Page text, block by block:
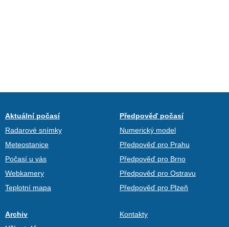
Aktuální počasí
Radarové snímky
Meteostanice
Počasí u vás
Webkamery
Teplotní mapa
Předpověď počasí
Numerický model
Předpověď pro Prahu
Předpověď pro Brno
Předpověď pro Ostravu
Předpověď pro Plzeň
Archiv
Kontakty